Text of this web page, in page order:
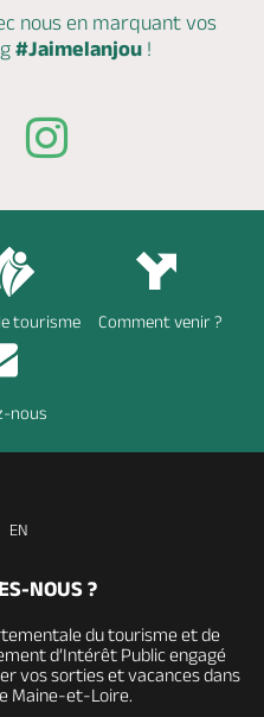
nous en marquantvos
#Jaimelanjou !
tourisme Comment venir ?
nous
EN
NOUS ?
du tourisme et de
d’Intérêt Public engagé
vos sorties et vacances dans
Maine-et-Loire.